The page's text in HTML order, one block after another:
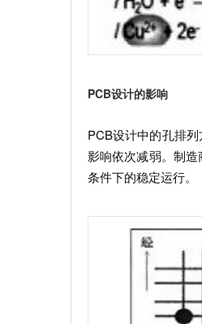
PCB设计的影响
PCB设计中的孔排
影响依次减弱。制
条件下的稳定运行。